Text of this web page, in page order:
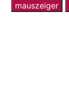
mauszeiger